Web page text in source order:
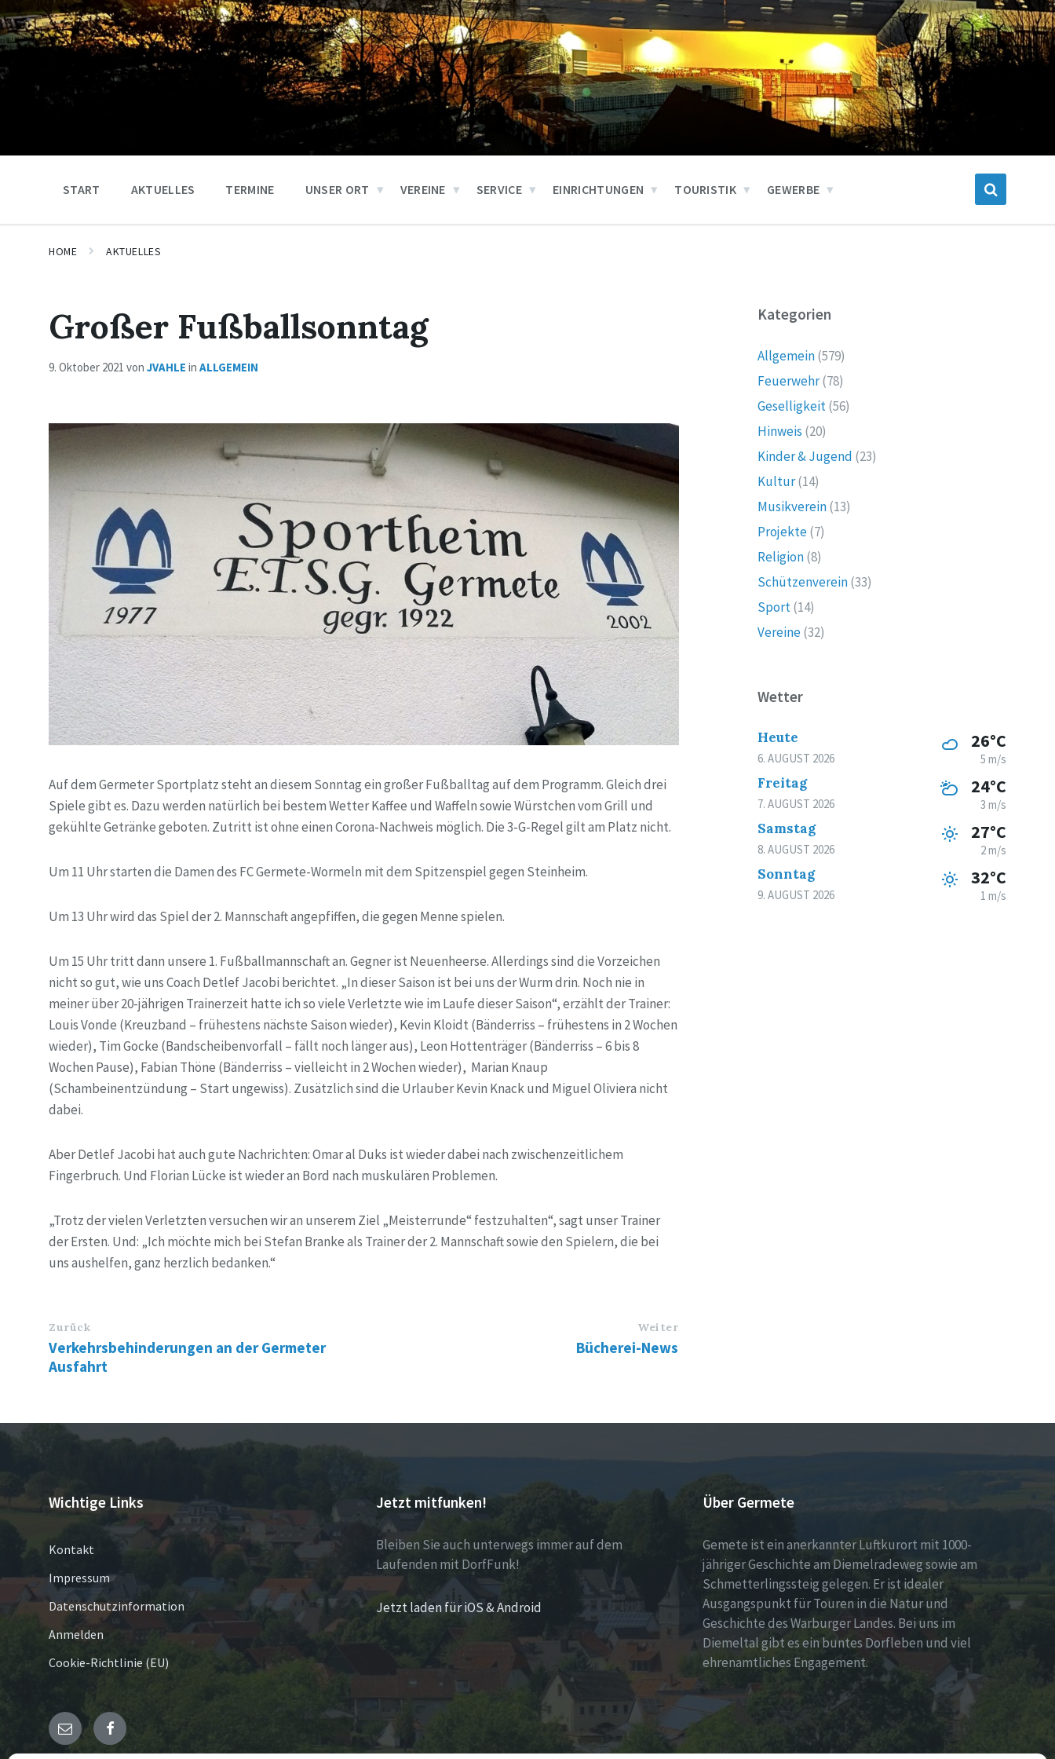
START AKTUELLES TERMINE UNSER ORT VEREINE SERVICE EINRICHTUNGEN TOURISTIK GEWERBE
HOME AKTUELLES
Großer Fußballsonntag
9. Oktober 2021 von JVAHLE in ALLGEMEIN
Auf dem Germeter Sportplatz steht an diesem Sonntag ein großer Fußballtag auf dem Programm. Gleich drei
Spiele gibt es. Dazu werden natürlich bei bestem Wetter Kaffee und Waffeln sowie Würstchen vom Grill und
gekühlte Getränke geboten. Zutritt ist ohne einen Corona-Nachweis möglich. Die 3-G-Regel gilt am Platz nicht.
Um 11 Uhr starten die Damen des FC Germete-Wormeln mit dem Spitzenspiel gegen Steinheim.
Um 13 Uhr wird das Spiel der 2. Mannschaft angepfiffen, die gegen Menne spielen.
Um 15 Uhr tritt dann unsere 1. Fußballmannschaft an. Gegner ist Neuenheerse. Allerdings sind die Vorzeichen
nicht so gut, wie uns Coach Detlef Jacobi berichtet. „In dieser Saison ist bei uns der Wurm drin. Noch nie in
meiner über 20-jährigen Trainerzeit hatte ich so viele Verletzte wie im Laufe dieser Saison“, erzählt der Trainer:
Louis Vonde (Kreuzband – frühestens nächste Saison wieder), Kevin Kloidt (Bänderriss – frühestens in 2 Wochen
wieder), Tim Gocke (Bandscheibenvorfall – fällt noch länger aus), Leon Hottenträger (Bänderriss – 6 bis 8
Wochen Pause), Fabian Thöne (Bänderriss – vielleicht in 2 Wochen wieder), Marian Knaup
(Schambeinentzündung – Start ungewiss). Zusätzlich sind die Urlauber Kevin Knack und Miguel Oliviera nicht
dabei.
Aber Detlef Jacobi hat auch gute Nachrichten: Omar al Duks ist wieder dabei nach zwischenzeitlichem
Fingerbruch. Und Florian Lücke ist wieder an Bord nach muskulären Problemen.
„Trotz der vielen Verletzten versuchen wir an unserem Ziel „Meisterrunde“ festzuhalten“, sagt unser Trainer
der Ersten. Und: „Ich möchte mich bei Stefan Branke als Trainer der 2. Mannschaft sowie den Spielern, die bei
uns aushelfen, ganz herzlich bedanken.“
Zurück
Verkehrsbehinderungen an der Germeter
Ausfahrt
Weiter
Bücherei-News
Kategorien
Allgemein(579)
Feuerwehr(78)
Geselligkeit(56)
Hinweis (20)
Kinder & Jugend (23)
Kultur(14)
Musikverein(13)
Projekte(7)
Religion(8)
Schützenverein(33)
Sport(14)
Vereine(32)
Wetter
Heute
6. AUGUST 2026
26°C
5 m/s
Freitag
7. AUGUST 2026
24°C
3 m/s
Samstag
8. AUGUST 2026
27°C
2 m/s
Sonntag
9. AUGUST 2026
32°C
1 m/s
Wichtige Links
Kontakt
Impressum
Datenschutzinformation
Anmelden
Cookie-Richtlinie (EU)
Jetzt mitfunken!
Bleiben Sie auch unterwegs immer auf dem
Laufenden mit DorfFunk!
Jetzt laden für iOS & Android
Über Germete
Gemete ist ein anerkannter Luftkurort mit 1000-
jähriger Geschichte am Diemelradeweg sowie am
Schmetterlingssteig gelegen. Er ist idealer
Ausgangspunkt für Touren in die Natur und
Geschichte des Warburger Landes. Bei uns im
Diemeltal gibt es ein buntes Dorfleben und viel
ehrenamtliches Engagement.
E- Facebook